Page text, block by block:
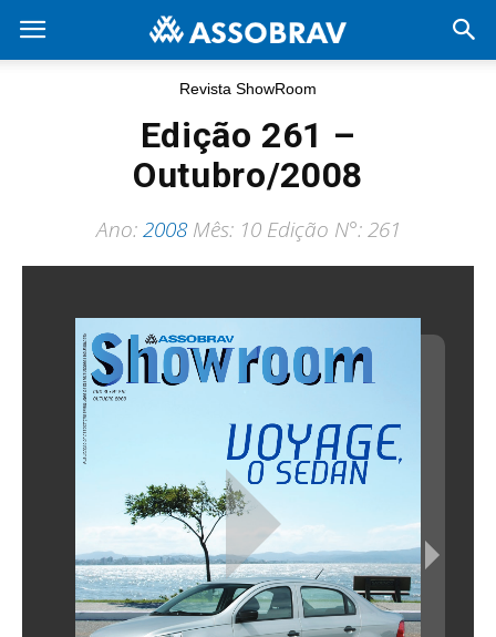
Revista ShowRoom
Edição 261 –
Outubro/2008
Ano:2008Mês: 10 Edição N°: 261